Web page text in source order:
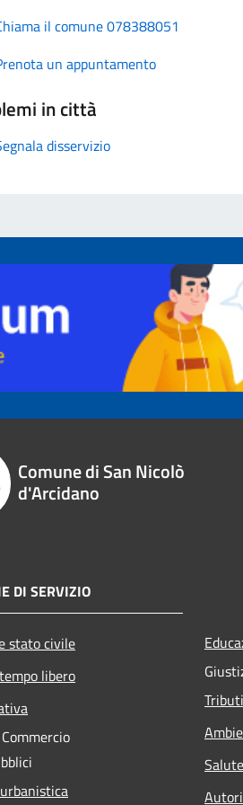
il comune 078388051
un appuntamento
in città
disservizio
Comune di San Nicolò
d'Arcidano
DI SERVIZIO
stato civile
libero